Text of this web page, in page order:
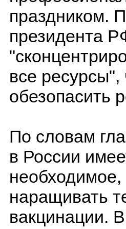
праздником.
президента
все ресурсы",
обезопасить
По словам
в России
наращивать
вакцинации.